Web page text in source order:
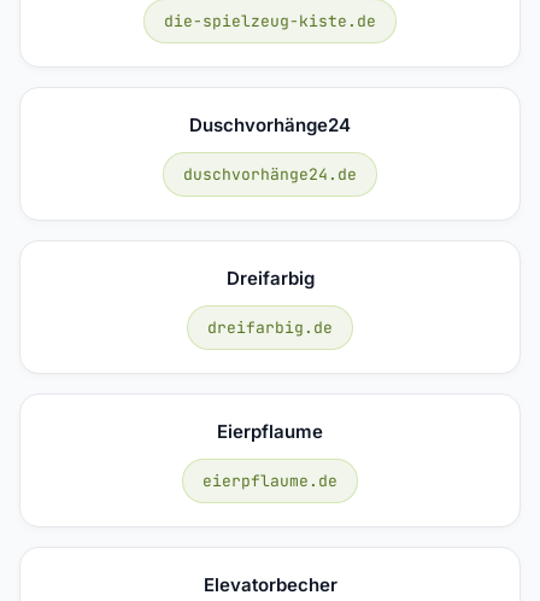
die-spielzeug-kiste.de
Duschvorhänge24
duschvorhänge24.de
Dreifarbig
dreifarbig.de
Eierpflaume
eierpflaume.de
Elevatorbecher